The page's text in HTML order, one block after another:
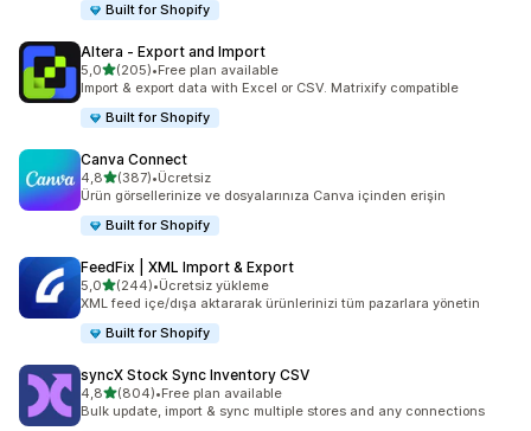
Built for Shopify
Altera ‑ Export and Import
5,05 yıldız üzerinden
(205)
toplam 205 değerlendirme
•Free plan available
Import & export data with Excel or CSV. Matrixify compatible
Built for Shopify
Canva Connect
4,85 yıldız üzerinden
(387)
toplam 387 değerlendirme
•Ücretsiz
Ürün görsellerinize ve dosyalarınıza Canva içinden erişin
Built for Shopify
FeedFix | XML Import & Export
5,05 yıldız üzerinden
(244)
toplam 244 değerlendirme
•Ücretsiz yükleme
XML feed içe/dışa aktararak ürünlerinizi tüm pazarlara yönetin
Built for Shopify
syncX Stock Sync Inventory CSV
4,85 yıldız üzerinden
(804)
toplam 804 değerlendirme
•Free plan available
Bulk update, import & sync multiple stores and any connections